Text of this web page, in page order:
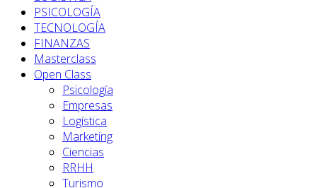
PSICOLOGÍA
TECNOLOGÍA
FINANZAS
Masterclass
Open Class
Psicología
Empresas
Logística
Marketing
Ciencias
RRHH
Turismo